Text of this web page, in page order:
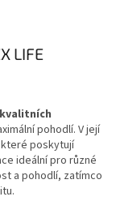
LIFE
pohodlí. V její
poskytují
ideální pro různé
a pohodlí, zatímco